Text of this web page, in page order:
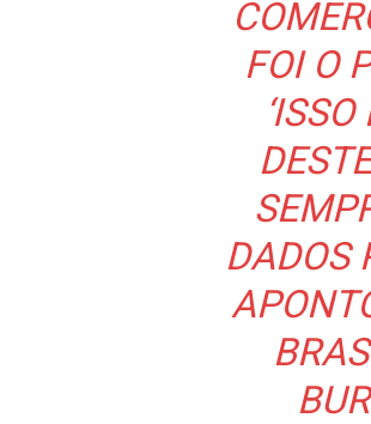
FOI O
DADOS